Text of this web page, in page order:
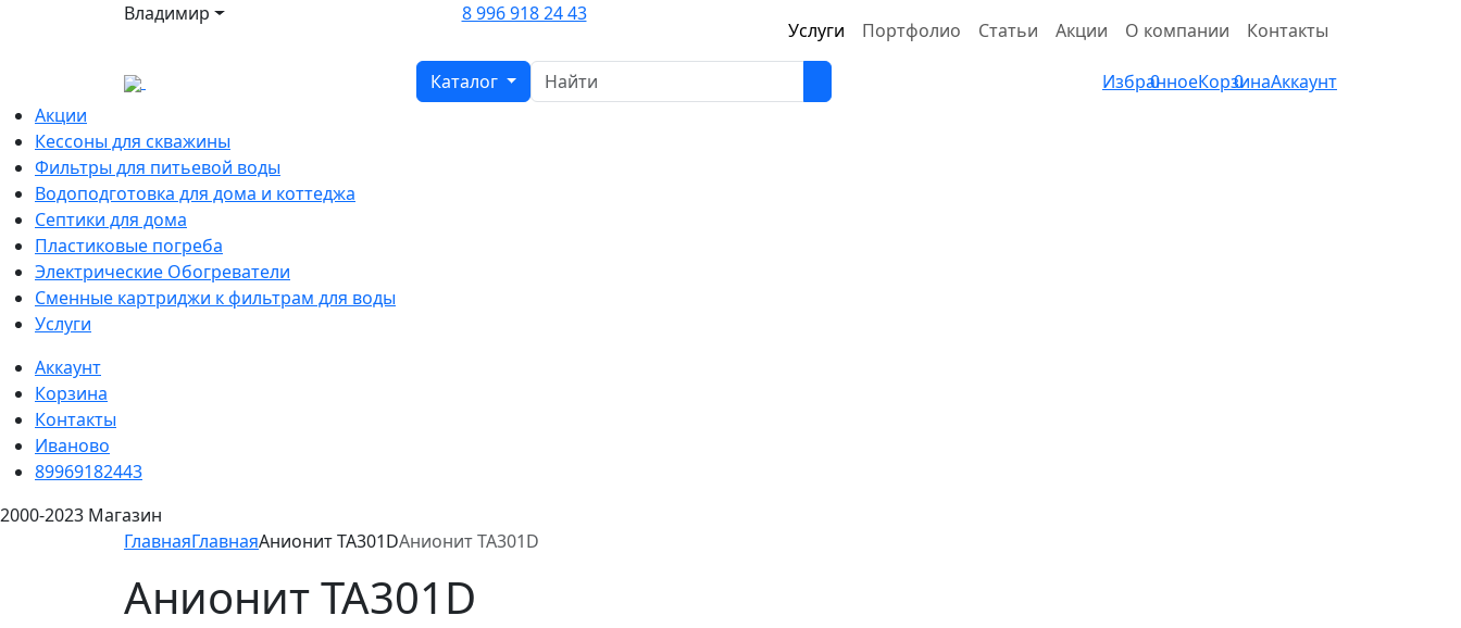
Владимир 8 996 918 24 43
Услуги Портфолио Статьи Акции О компании Контакты
Каталог 0
Избранное 0
КорзинаАккаунт
Акции
Кессоны для скважины
Фильтры для питьевой воды
Водоподготовка для дома и коттеджа
Септики для дома
Пластиковые погреба
Электрические Обогреватели
Сменные картриджи к фильтрам для воды
Услуги
Аккаунт
Корзина
Контакты
Иваново
89969182443
2000-2023 Магазин
ГлавнаяГлавнаяАнионит TA301DАнионит TA301D
Анионит TA301D